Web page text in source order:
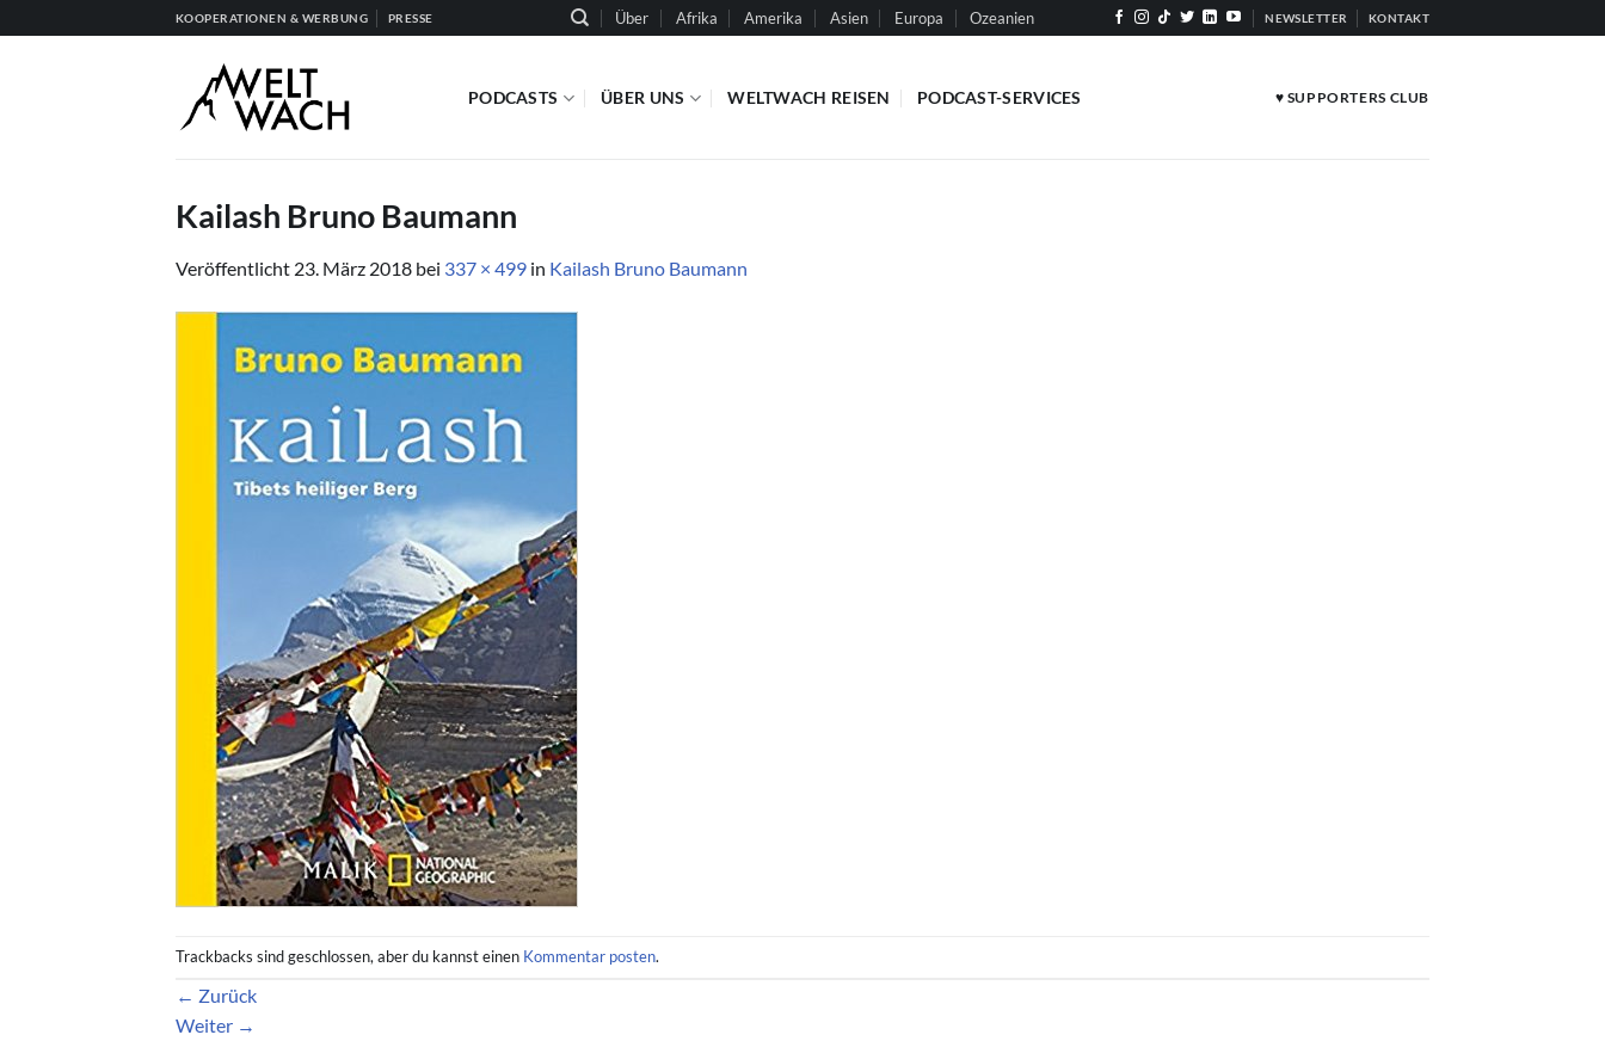
Inhalt
KOOPERATIONEN & WERBUNG PRESSE Über Afrika Amerika Asien Europa Ozeanien NEWSLETTER KONTAKT
PODCASTS ÜBER UNS WELTWACH REISEN PODCAST-SERVICES ♥ SUPPORTERS CLUB
Kailash Bruno Baumann
Veröffentlicht 23. März 2018 bei 337 × 499 in Kailash Bruno Baumann
Trackbacks sind geschlossen, aber du kannst einen Kommentar posten.
← Zurück
Weiter →